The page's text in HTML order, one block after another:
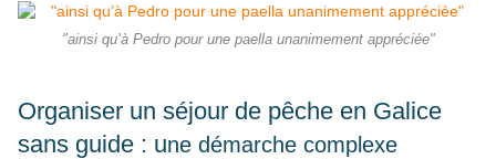
"ainsi qu’à Pedro pour une paella unanimement appréciée"
Organiser un séjour de pêche en Galice
sans guide : une démarche complexe